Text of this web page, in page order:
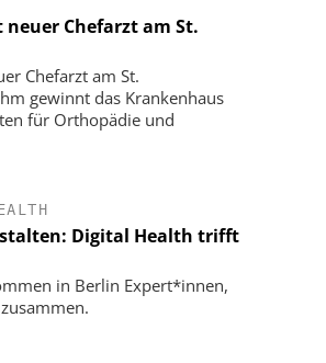
neuer Chefarzt am St.
Chefarzt am St.
gewinnt das Krankenhaus
für Orthopädie und
Digital Health trifft
in Berlin Expert*innen,